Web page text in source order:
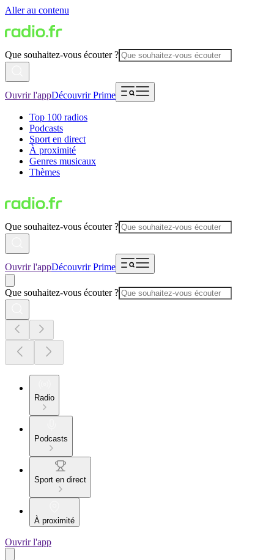
Aller au contenu
Que souhaitez-vous écouter ?
Ouvrir l'appDécouvrir Prime
Top 100 radios
Podcasts
Sport en direct
À proximité
Genres musicaux
Thèmes
Que souhaitez-vous écouter ?
Ouvrir l'appDécouvrir Prime
Que souhaitez-vous écouter ?
Radio
Podcasts
Sport en direct
À proximité
Ouvrir l'app